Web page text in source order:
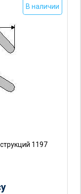
В наличии
1197